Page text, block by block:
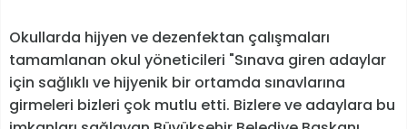
Okullarda hijyen ve dezenfektan çalışmaları
tamamlanan okul yöneticileri "Sınava giren adaylar
için sağlıklı ve hijyenik bir ortamda sınavlarına
girmeleri bizleri çok mutlu etti. Bizlere ve adaylara bu